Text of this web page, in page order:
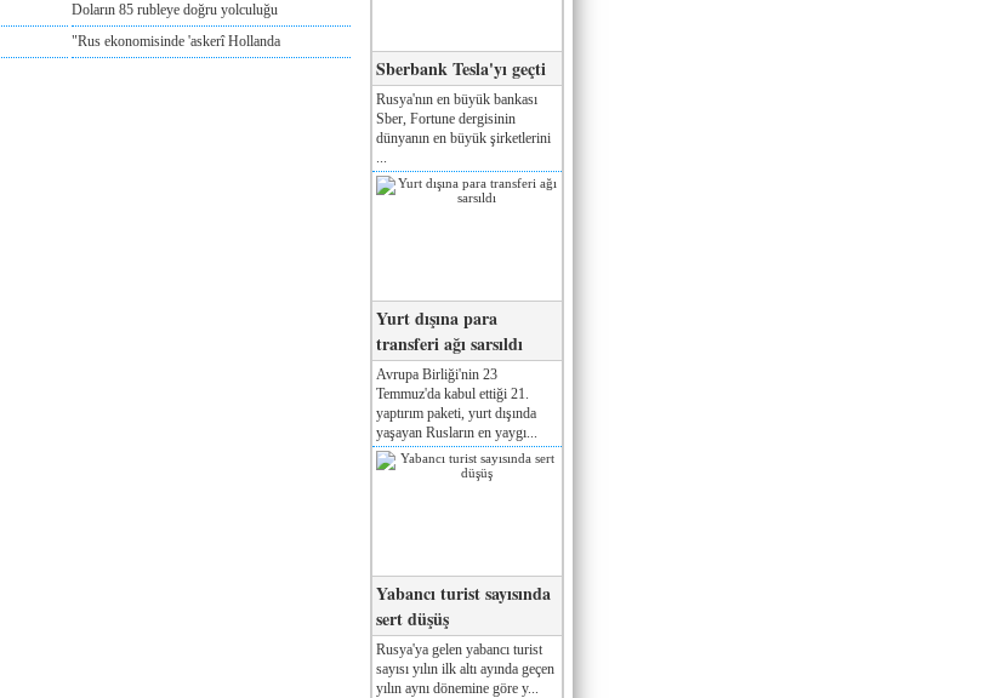
Doların 85 rubleye doğru yolculuğu
"Rus ekonomisinde 'askerî Hollanda
Sberbank Tesla'yı geçti
Rusya'nın en büyük bankası
Sber, Fortune dergisinin
dünyanın en büyük şirketlerini
...
Yurt dışına para
transferi ağı sarsıldı
Avrupa Birliği'nin 23
Temmuz'da kabul ettiği 21.
yaptırım paketi, yurt dışında
yaşayan Rusların en yaygı...
Yabancı turist sayısında
sert düşüş
Rusya'ya gelen yabancı turist
sayısı yılın ilk altı ayında geçen
yılın aynı dönemine göre y...